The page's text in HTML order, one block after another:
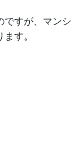
ですが、マンシ
す。